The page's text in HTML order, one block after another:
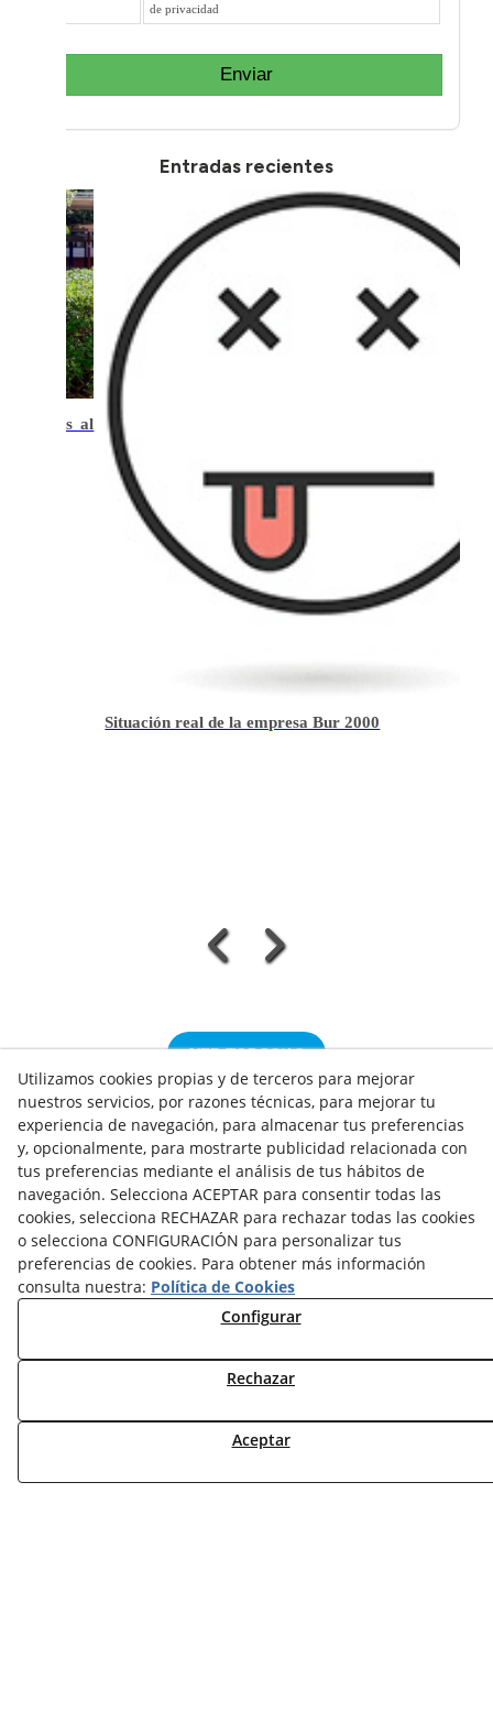
de privacidad
Enviar
Entradas recientes
más al
Situación real de la empresa Bur 2000
VER TODOS/AS
NOTICIAS AEROTERMIA
NOTICIAS FOTOVOLTAICA
NOTICIAS CLIMATIZACIÓN
NOTICIAS CALEFACCIÓN
NOTICIAS BIOMASA
NOTICIAS VENTILACIÓN
NOVEDADES
Utilizamos cookies propias y de terceros para mejorar
nuestros servicios, por razones técnicas, para mejorar tu
experiencia de navegación, para almacenar tus preferencias
y, opcionalmente, para mostrarte publicidad relacionada con
tus preferencias mediante el análisis de tus hábitos de
navegación. Selecciona ACEPTAR para consentir todas las
cookies, selecciona RECHAZAR para rechazar todas las cookies
o selecciona CONFIGURACIÓN para personalizar tus
preferencias de cookies. Para obtener más información
consulta nuestra: Política de Cookies
Configurar
Rechazar
Aceptar